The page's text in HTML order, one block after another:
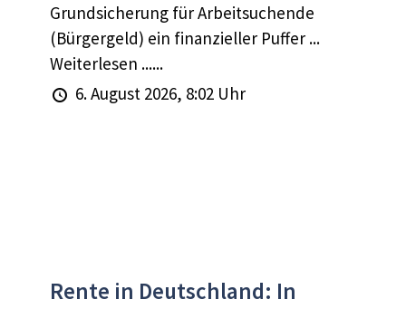
Grundsicherung für Arbeitsuchende
(Bürgergeld) ein finanzieller Puffer ...
Weiterlesen ......
6. August 2026, 8:02 Uhr
Rente in Deutschland: In